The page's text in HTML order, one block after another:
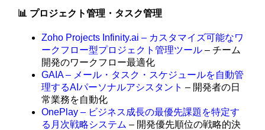
📊 プロジェクト管理・タスク管理
Zoho Projects Infinity.ai – カスタマイズ可能なワ
ークフロー型プロジェクト管理ツール – チーム
開発のワークフロー最適化
GAIA – メール・タスク・スケジュールを自動管
理するAIパーソナルアシスタント – 開発者の日
常業務を自動化
OnePlay – ビジネス成長の最優先課題を特定す
る月次戦略システム – 開発優先順位の戦略的決